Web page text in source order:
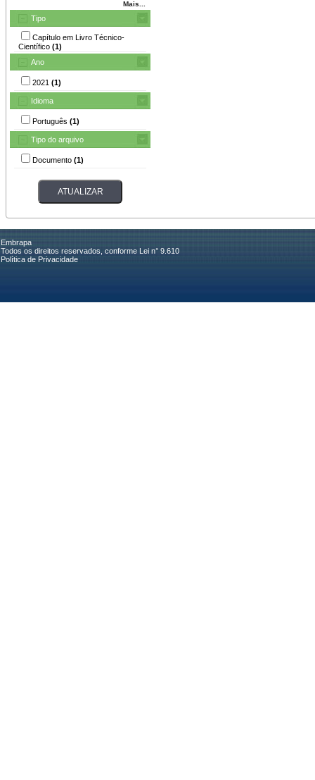
Mais...
Tipo
Capítulo em Livro Técnico-
Científico (1)
Ano
2021 (1)
Idioma
Português (1)
Tipo do arquivo
Documento (1)
Embrapa
Todos os direitos reservados, conforme Lei n° 9.610
Política de Privacidade